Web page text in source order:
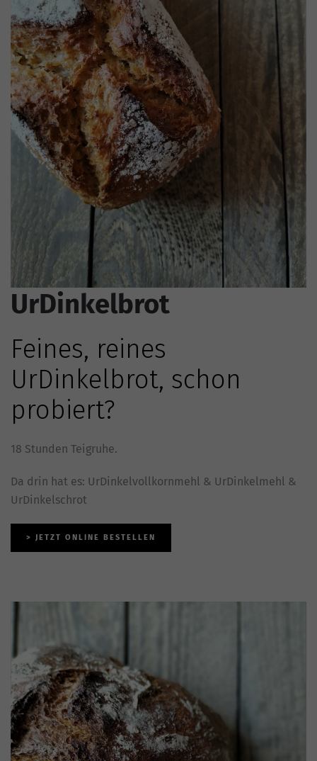
UrDinkelbrot
Feines, reines
UrDinkelbrot, schon
probiert?
18 Stunden Teigruhe.
Da drin hat es: UrDinkelvollkornmehl & UrDinkelmehl &
UrDinkelschrot
> JETZT ONLINE BESTELLEN